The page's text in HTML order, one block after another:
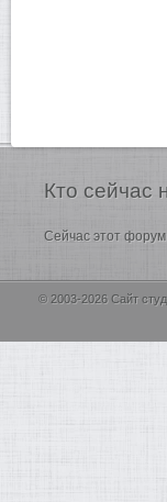
Кто сейчас
Сейчас этот форум
© 2003-2026 Сайт